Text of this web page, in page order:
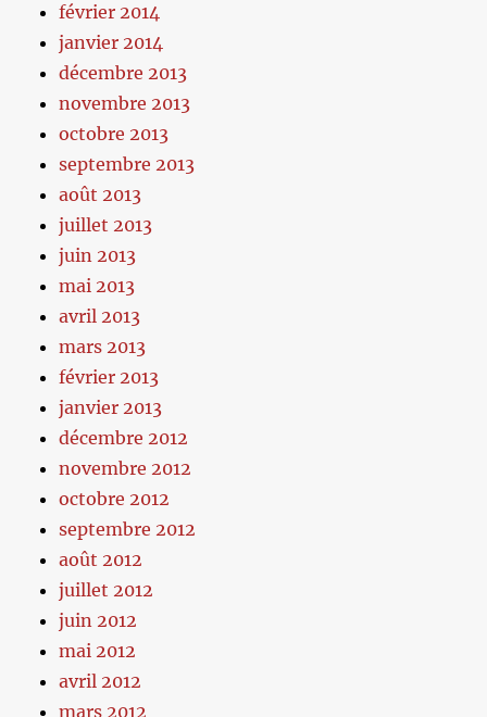
février 2014
janvier 2014
décembre 2013
novembre 2013
octobre 2013
septembre 2013
août 2013
juillet 2013
juin 2013
mai 2013
avril 2013
mars 2013
février 2013
janvier 2013
décembre 2012
novembre 2012
octobre 2012
septembre 2012
août 2012
juillet 2012
juin 2012
mai 2012
avril 2012
mars 2012